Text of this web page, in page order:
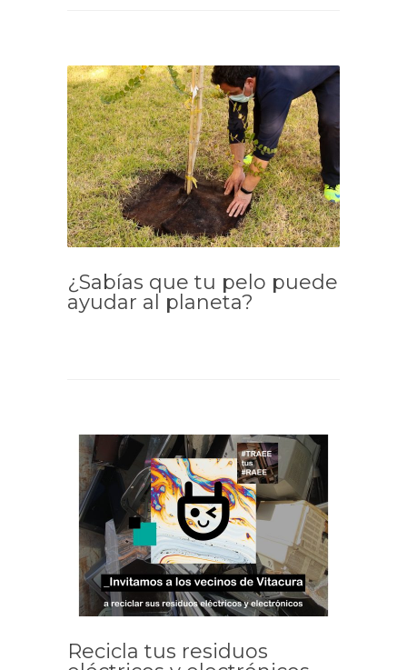
¿Sabías que tu pelo puede
ayudar al planeta?
Recicla tus residuos